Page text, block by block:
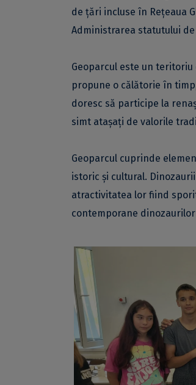
de ţări incluse în Reţeaua
Administrarea statutului
Geoparcul este un
propune o călătorie în
doresc să participe la
simt ataşaţi de valorile
Geoparcul cuprinde
istoric și cultural.
atractivitatea lor fiind
contemporane